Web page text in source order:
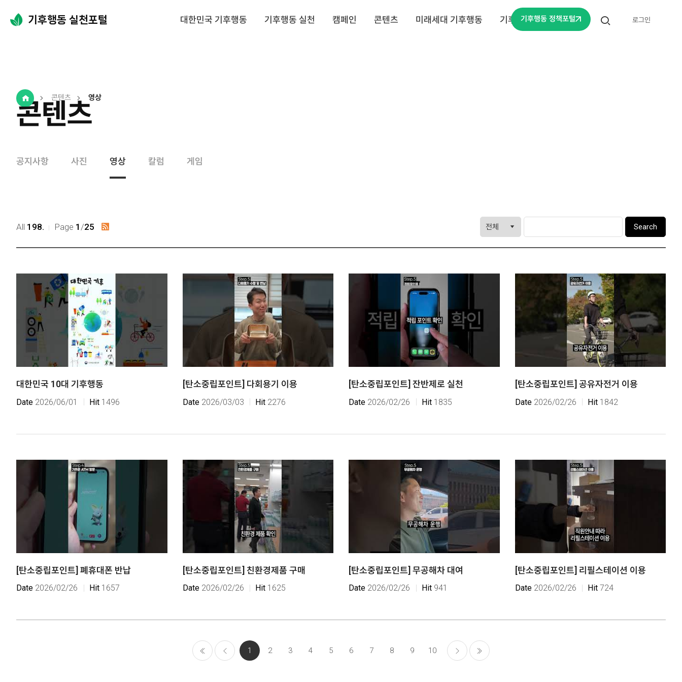
로그인
대한민국 기후행동 기후행동 실천 캠페인 콘텐츠 미래세대 기후행동 기후변화주간
기후행동 정책포털
콘텐츠
공지사항 사진 영상 칼럼 게임
Home
콘텐츠 영상
게
시
색
Search
All 198. Page 1 /25
대한민국 10대 기후행동
Date 2026/06/01 Hit1496
[탄소중립포인트] 다회용기 이용
Date2026/03/03 Hit 2276
[탄소중립포인트] 잔반제로 실천
Date 2026/02/26 Hit1835
[탄소중립포인트] 공유자전거 이용
Date2026/02/26 Hit 1842
[탄소중립포인트] 폐휴대폰 반납
Date 2026/02/26 Hit1657
[탄소중립포인트] 친환경제품 구매
Date2026/02/26 Hit 1625
[탄소중립포인트] 무공해차 대여
Date 2026/02/26 Hit941
[탄소중립포인트] 리필스테이션 이용
Date2026/02/26 Hit 724
1 2 3 4 5 6 7 8 9 10